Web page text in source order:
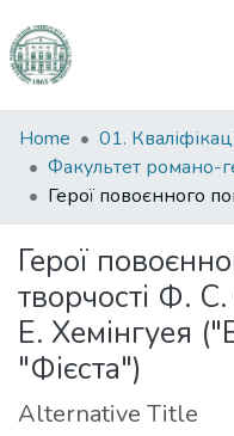
Communities
&
Collections
Statistics
Home
Герої
творчості Ф.
Е. Хемінгуея
"Фієста")
Alternative Title